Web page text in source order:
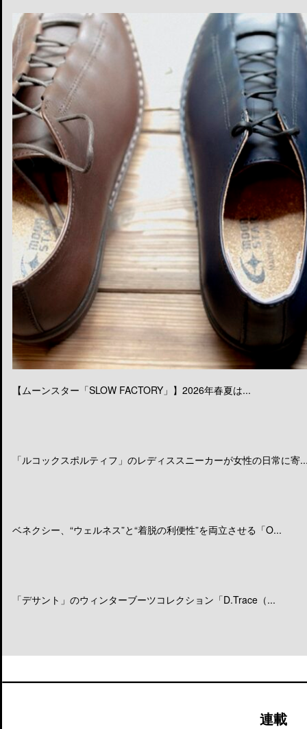
【ムーンスター「SLOW FACTORY」】2026年春夏は...
「ルコックスポルティフ」のレディススニーカーが女性の日常に寄
ベネクシー、“ウェルネス”と“着脱の利便性”を両立させる「O...
「デサント」のウィンターブーツコレクション「D.Trace（...
連載